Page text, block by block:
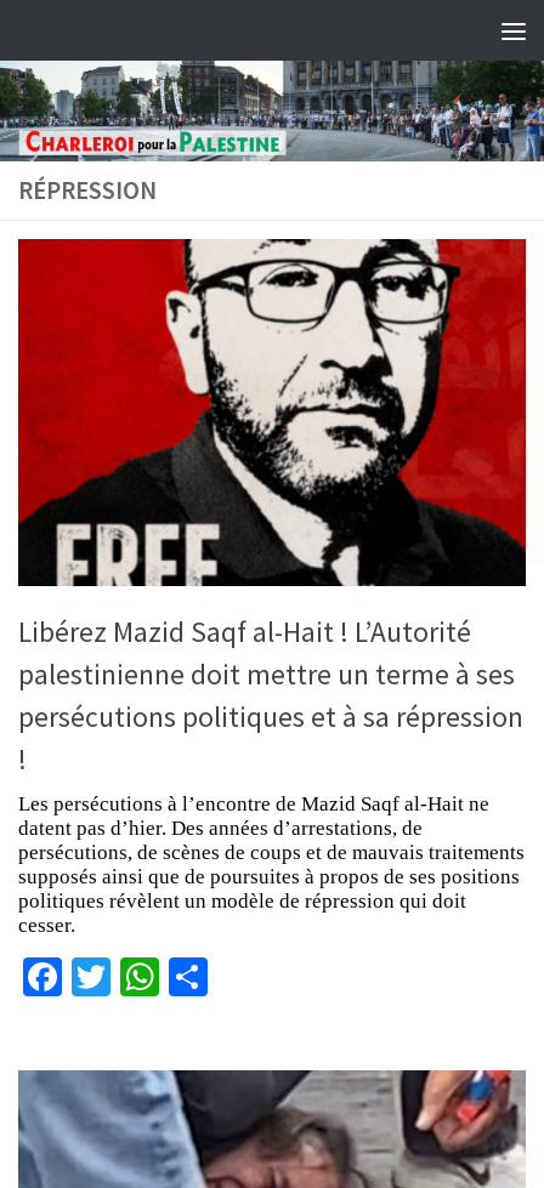
RÉPRESSION
Libérez Mazid Saqf al-Hait ! L’Autorité
palestinienne doit mettre un terme à ses
persécutions politiques et à sa répression
!
Les persécutions à l’encontre de Mazid Saqf al-Hait ne
datent pas d’hier. Des années d’arrestations, de
persécutions, de scènes de coups et de mauvais traitements
supposés ainsi que de poursuites à propos de ses positions
politiques révèlent un modèle de répression qui doit
cesser.
Facebook
TwitterWhatsApp